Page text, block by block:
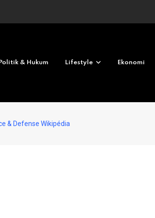
No deposit 2026
Politik & Hukum Lifestyle Ekonomi
& Defense Wikipédia